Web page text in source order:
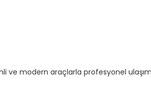
ve modern araçlarla profesyonel